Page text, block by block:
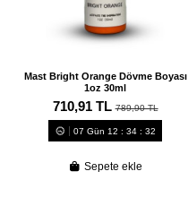
Mast Bright Orange Dövme Boyası
1oz 30ml
710,91 TL789,90 TL
07 Gün 12 : 34: 31
Sepete ekle